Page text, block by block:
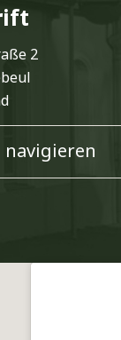
2
navigieren